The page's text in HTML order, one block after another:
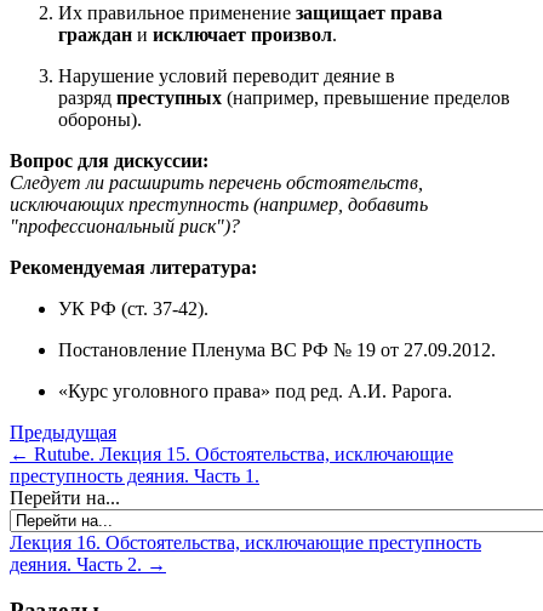
Их правильное применение защищает права
граждан и исключает произвол.
Нарушение условий переводит деяние в
разряд преступных (например, превышение пределов
обороны).
Вопрос для дискуссии:
Следует ли расширить перечень обстоятельств,
исключающих преступность (например, добавить
"профессиональный риск")?
Рекомендуемая литература:
УК РФ (ст. 37-42).
Постановление Пленума ВС РФ № 19 от 27.09.2012.
«Курс уголовного права» под ред. А.И. Рарога.
Предыдущая
← Rutube. Лекция 15. Обстоятельства, исключающие
преступность деяния. Часть 1.
Перейти на...
Лекция 16. Обстоятельства, исключающие преступность
деяния. Часть 2. →